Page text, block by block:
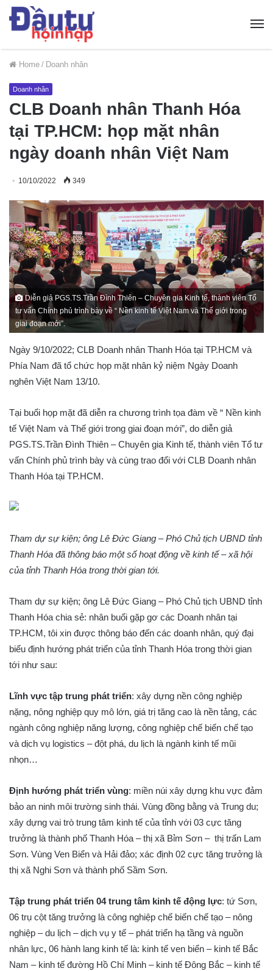
Home / Doanh nhân
Doanh nhân
CLB Doanh nhân Thanh Hóa
tại TP.HCM: họp mặt nhân
ngày doanh nhân Việt Nam
10/10/2022 349
Diễn giả PGS.TS.Trần Đình Thiên – Chuyên gia Kinh tế, thành viên Tổ
tư vấn Chính phủ trình bày về “ Nền kinh tế Việt Nam và Thế giới trong
giai đoạn mới”.
Ngày 9/10/2022; CLB Doanh nhân Thanh Hóa tại TP.HCM và
Phía Nam đã tổ chức họp mặt nhân kỷ niệm Ngày Doanh
nghên Việt Nam 13/10.
Tại buổi họp mặt đã diễn ra chương trình tọa đàm về “ Nền kinh
tế Việt Nam và Thế giới trong giai đoạn mới”, do diễn giả
PGS.TS.Trần Đình Thiên – Chuyên gia Kinh tế, thành viên Tổ tư
vấn Chính phủ trình bày và cùng trao đổi với CLB Doanh nhân
Thanh Hóa tại TP.HCM.
Tham dự sự kiện; ông Lê Đức Giang – Phó Chủ tịch UBND tỉnh
Thanh Hóa đã thông báo một số hoạt động về kinh tế – xã hội
của tỉnh Thanh Hóa trong thời gian tới.
Tham dự sự kiện; ông Lê Đức Giang – Phó Chủ tịch UBND tỉnh
Thanh Hóa chia sẻ: nhân buổi gặp gơ các Doanh nhân tại
TP.HCM, tôi xin được thông báo đến các doanh nhân, quý đại
biểu định hướng phát triển của tỉnh Thanh Hóa trong thời gian
tới như sau:
Lĩnh vực tập trung phát triển: xây dựng nền công nghiệp
nặng, nông nghiệp quy mô lớn, giá trị tăng cao là nền tảng, các
ngành công nghiệp năng lượng, công nghiệp chế biến chế tạo
và dịch vụ logistics – đột phá, du lịch là ngành kinh tế mũi
nhọn…
Định hướng phát triển vùng: miền núi xây dựng khu vực đảm
bảo an ninh môi trường sinh thái. Vùng đồng bằng và Trung du;
xây dựng vai trò trung tâm kinh tế của tỉnh với 03 cực tăng
trưởng là thành phố Thanh Hóa – thị xã Bỉm Sơn – thị trấn Lam
Sơn. Vùng Ven Biển và Hải đảo; xác định 02 cực tăng trưởng là
thị xã Nghi Sơn và thành phố Sầm Sơn.
Tập trung phát triển 04 trung tâm kinh tế động lực: tứ Sơn,
06 trụ cột tăng trưởng là công nghiệp chế biến chế tạo – nông
nghiệp – du lịch – dịch vụ y tế – phát triển hạ tầng và nguồn
nhân lực, 06 hành lang kinh tế là: kinh tế ven biển – kinh tế Bắc
Nam – kinh tế đường Hồ Chí Minh – kinh tế Đông Bắc – kinh tế